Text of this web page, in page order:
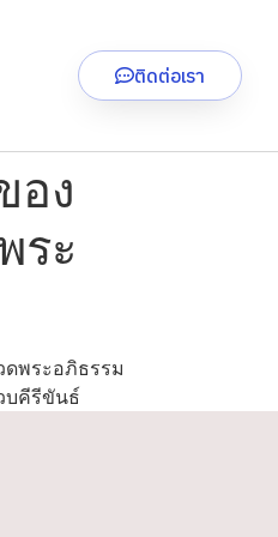
ติดต่อเรา
อง
ระ
พระอภิธรรม
บคีรีขันธ์